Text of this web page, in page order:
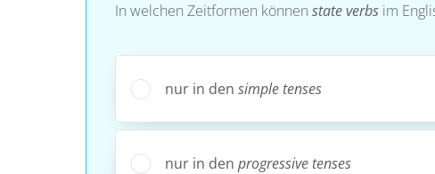
In welchen Zeitformen können state verbs im
nur in den simple tenses
nur in den progressive tenses